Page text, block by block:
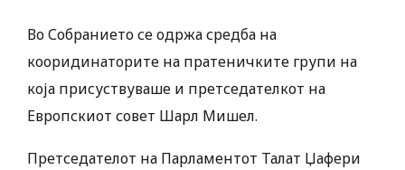
Во Собранието се одржа средба на
кооридинаторите на пратеничките групи на
која присуствуваше и претседателкот на
Европскиот совет Шарл Мишел.
Претседателот на Парламентот Талат Џафери